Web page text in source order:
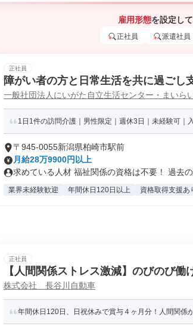
雇用形態を設定し
正社員 派遣社員
正社員
障がい者の方と日常生活を共に過ごし
一般社団法人にいがた自立生活センター・まいら
1日1件の訪問介護｜男性限定｜週休3日｜未経験可｜
〒945-0055新潟県柏崎市駅前
月給28万9900円以上
求めている人材 福祉関係の資格は不要！ 過去
業界未経験歓迎 年間休日120日以上 資格取得支援あ
正社員
【人間関係ストレス激減】のびのび働
株式会社 長谷川自動車
年間休日120日、日祝休みで賞与４ヶ月分！人間関係